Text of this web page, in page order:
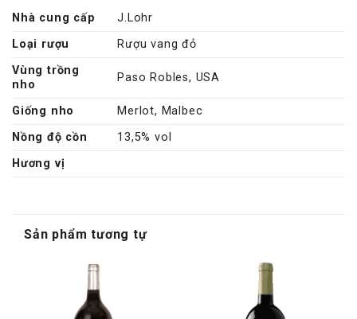
Nhà cung cấp
J.Lohr
Loại rượu
Rượu vang đỏ
Vùng trồng
nho
Paso Robles, USA
Giống nho
Merlot, Malbec
Nồng độ cồn
13,5% vol
Hương vị
Sản phẩm tương tự